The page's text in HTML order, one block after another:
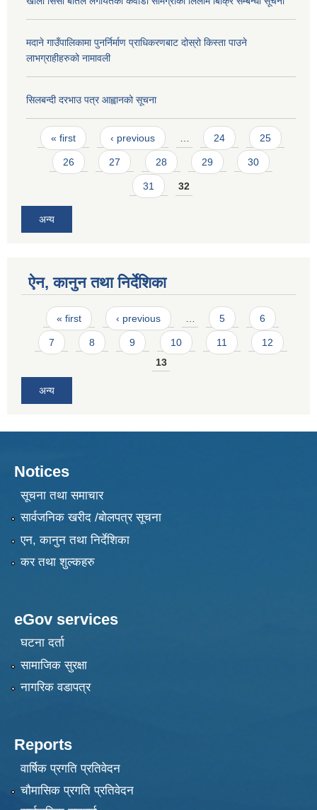
मदाने गाउँपालिकामा पुनर्निर्माण प्राधिकरणबाट दोस्रो किस्ता पाउने
लाभग्राहीहरुको नामावली
सिलबन्दी दरभाउ पत्र आह्वानको सूचना
Pages
« first ‹ previous … 24 25
26 27 28 29 30
31 32
अन्य
ऐन, कानुन तथा निर्देशिका
Pages
« first ‹ previous 5 6
7 8 9 10 11
12
13
अन्य
Notices
सूचना तथा समाचार
सार्वजनिक खरीद /बोलपत्र सूचना
एन, कानुन तथा निर्देशिका
कर तथा शुल्कहरु
eGov services
घटना दर्ता
सामाजिक सुरक्षा
नागरिक वडापत्र
Reports
वार्षिक प्रगति प्रतिवेदन
चौमासिक प्रगति प्रतिवेदन